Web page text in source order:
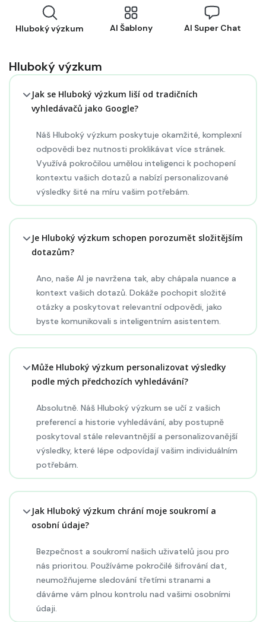
Hluboký výzkum AI Šablony AI Super Chat
Hluboký výzkum
Jak se Hluboký výzkum liší od tradičních
vyhledávačů jako Google?
Náš Hluboký výzkum poskytuje okamžité, komplexní
odpovědi bez nutnosti proklikávat více stránek.
Využívá pokročilou umělou inteligenci k pochopení
kontextu vašich dotazů a nabízí personalizované
výsledky šité na míru vašim potřebám.
Je Hluboký výzkum schopen porozumět složitějším
dotazům?
Ano, naše AI je navržena tak, aby chápala nuance a
kontext vašich dotazů. Dokáže pochopit složité
otázky a poskytovat relevantní odpovědi, jako
byste komunikovali s inteligentním asistentem.
Může Hluboký výzkum personalizovat výsledky
podle mých předchozích vyhledávání?
Absolutně. Náš Hluboký výzkum se učí z vašich
preferencí a historie vyhledávání, aby postupně
poskytoval stále relevantnější a personalizovanější
výsledky, které lépe odpovídají vašim individuálním
potřebám.
Jak Hluboký výzkum chrání moje soukromí a
osobní údaje?
Bezpečnost a soukromí našich uživatelů jsou pro
nás prioritou. Používáme pokročilé šifrování dat,
neumožňujeme sledování třetími stranami a
dáváme vám plnou kontrolu nad vašimi osobními
údaji.